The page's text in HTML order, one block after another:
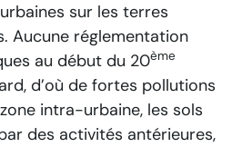
sur les terres
Aucune réglementation
au début du 20ème
d’où de fortes pollutions
intra-urbaine, les sols
des activités antérieures,